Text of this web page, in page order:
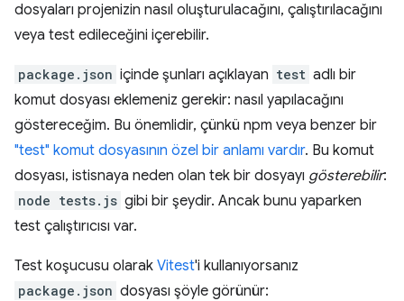
dosyaları projenizin nasıl oluşturulacağını, çalıştırılacağını
veya test edileceğini içerebilir.
package.json içinde şunları açıklayan test adlı bir
komut dosyası eklemeniz gerekir: nasıl yapılacağını
göstereceğim. Bu önemlidir, çünkü npm veya benzer bir
"test" komut dosyasının özel bir anlamı vardır. Bu komut
dosyası, istisnaya neden olan tek bir dosyayı gösterebilir:
node tests.js gibi bir şeydir. Ancak bunu yaparken
test çalıştırıcısı var.
Test koşucusu olarak Vitest'i kullanıyorsanız
package.json dosyası şöyle görünür: